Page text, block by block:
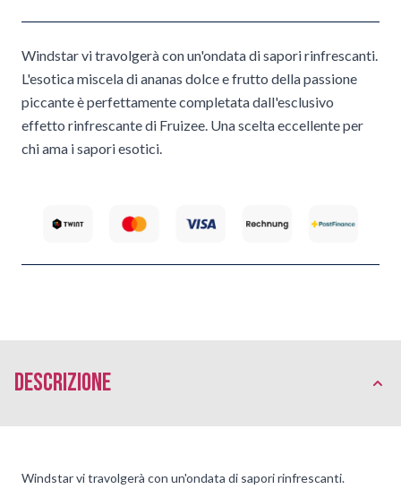
Windstar vi travolgerà con un'ondata di sapori rinfrescanti.
L'esotica miscela di ananas dolce e frutto della passione
piccante è perfettamente completata dall'esclusivo
effetto rinfrescante di Fruizee. Una scelta eccellente per
chi ama i sapori esotici.
Descrizione
Windstar vi travolgerà con un'ondata di sapori rinfrescanti.